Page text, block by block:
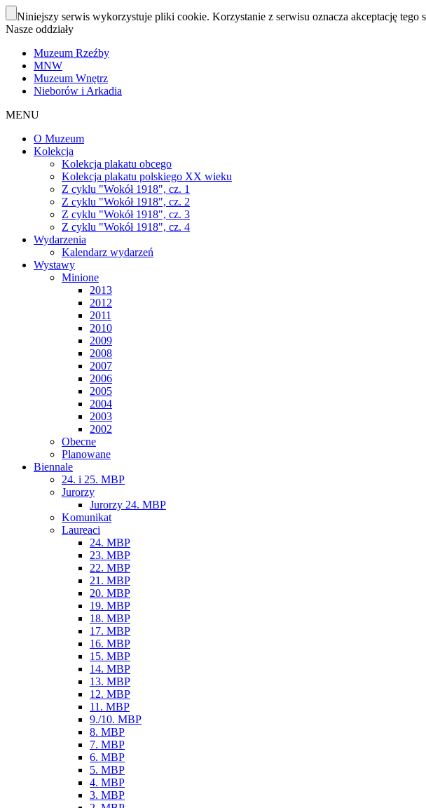
Niniejszy serwis wykorzystuje pliki cookie. Korzystanie z serwisu oznacza akceptację tego
Nasze oddziały
Muzeum Rzeźby
MNW
Muzeum Wnętrz
Nieborów i Arkadia
MENU
O Muzeum
Kolekcja
Kolekcja plakatu obcego
Kolekcja plakatu polskiego XX wieku
Z cyklu "Wokół 1918", cz. 1
Z cyklu "Wokół 1918", cz. 2
Z cyklu "Wokół 1918", cz. 3
Z cyklu "Wokół 1918", cz. 4
Wydarzenia
Kalendarz wydarzeń
Wystawy
Minione
2013
2012
2011
2010
2009
2008
2007
2006
2005
2004
2003
2002
Obecne
Planowane
Biennale
24. i 25. MBP
Jurorzy
Jurorzy 24. MBP
Komunikat
Laureaci
24. MBP
23. MBP
22. MBP
21. MBP
20. MBP
19. MBP
18. MBP
17. MBP
16. MBP
15. MBP
14. MBP
13. MBP
12. MBP
11. MBP
9./10. MBP
8. MBP
7. MBP
6. MBP
5. MBP
4. MBP
3. MBP